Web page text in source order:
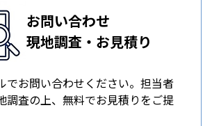
お問い合わせ
現地調査・お見積り
でお問い合わせください。担当者
調査の上、無料でお見積りをご提